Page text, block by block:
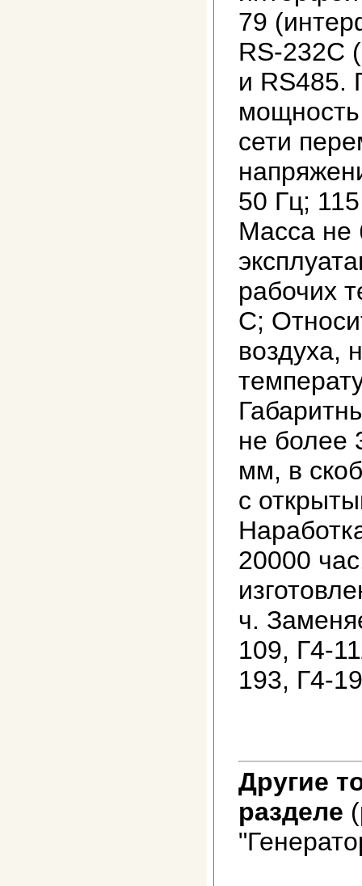
79
RS-232C
и RS485.
сети
50 Гц;
Масса не
рабочих
С;
воздуха,
не более
мм, в
с
20000
ч.
109, Г4-
193, Г4-
Другие
разделе